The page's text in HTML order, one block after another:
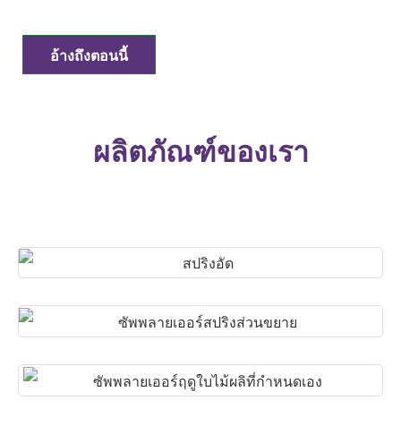
อ้างถึงตอนนี้
ผลิตภัณฑ์ของเรา